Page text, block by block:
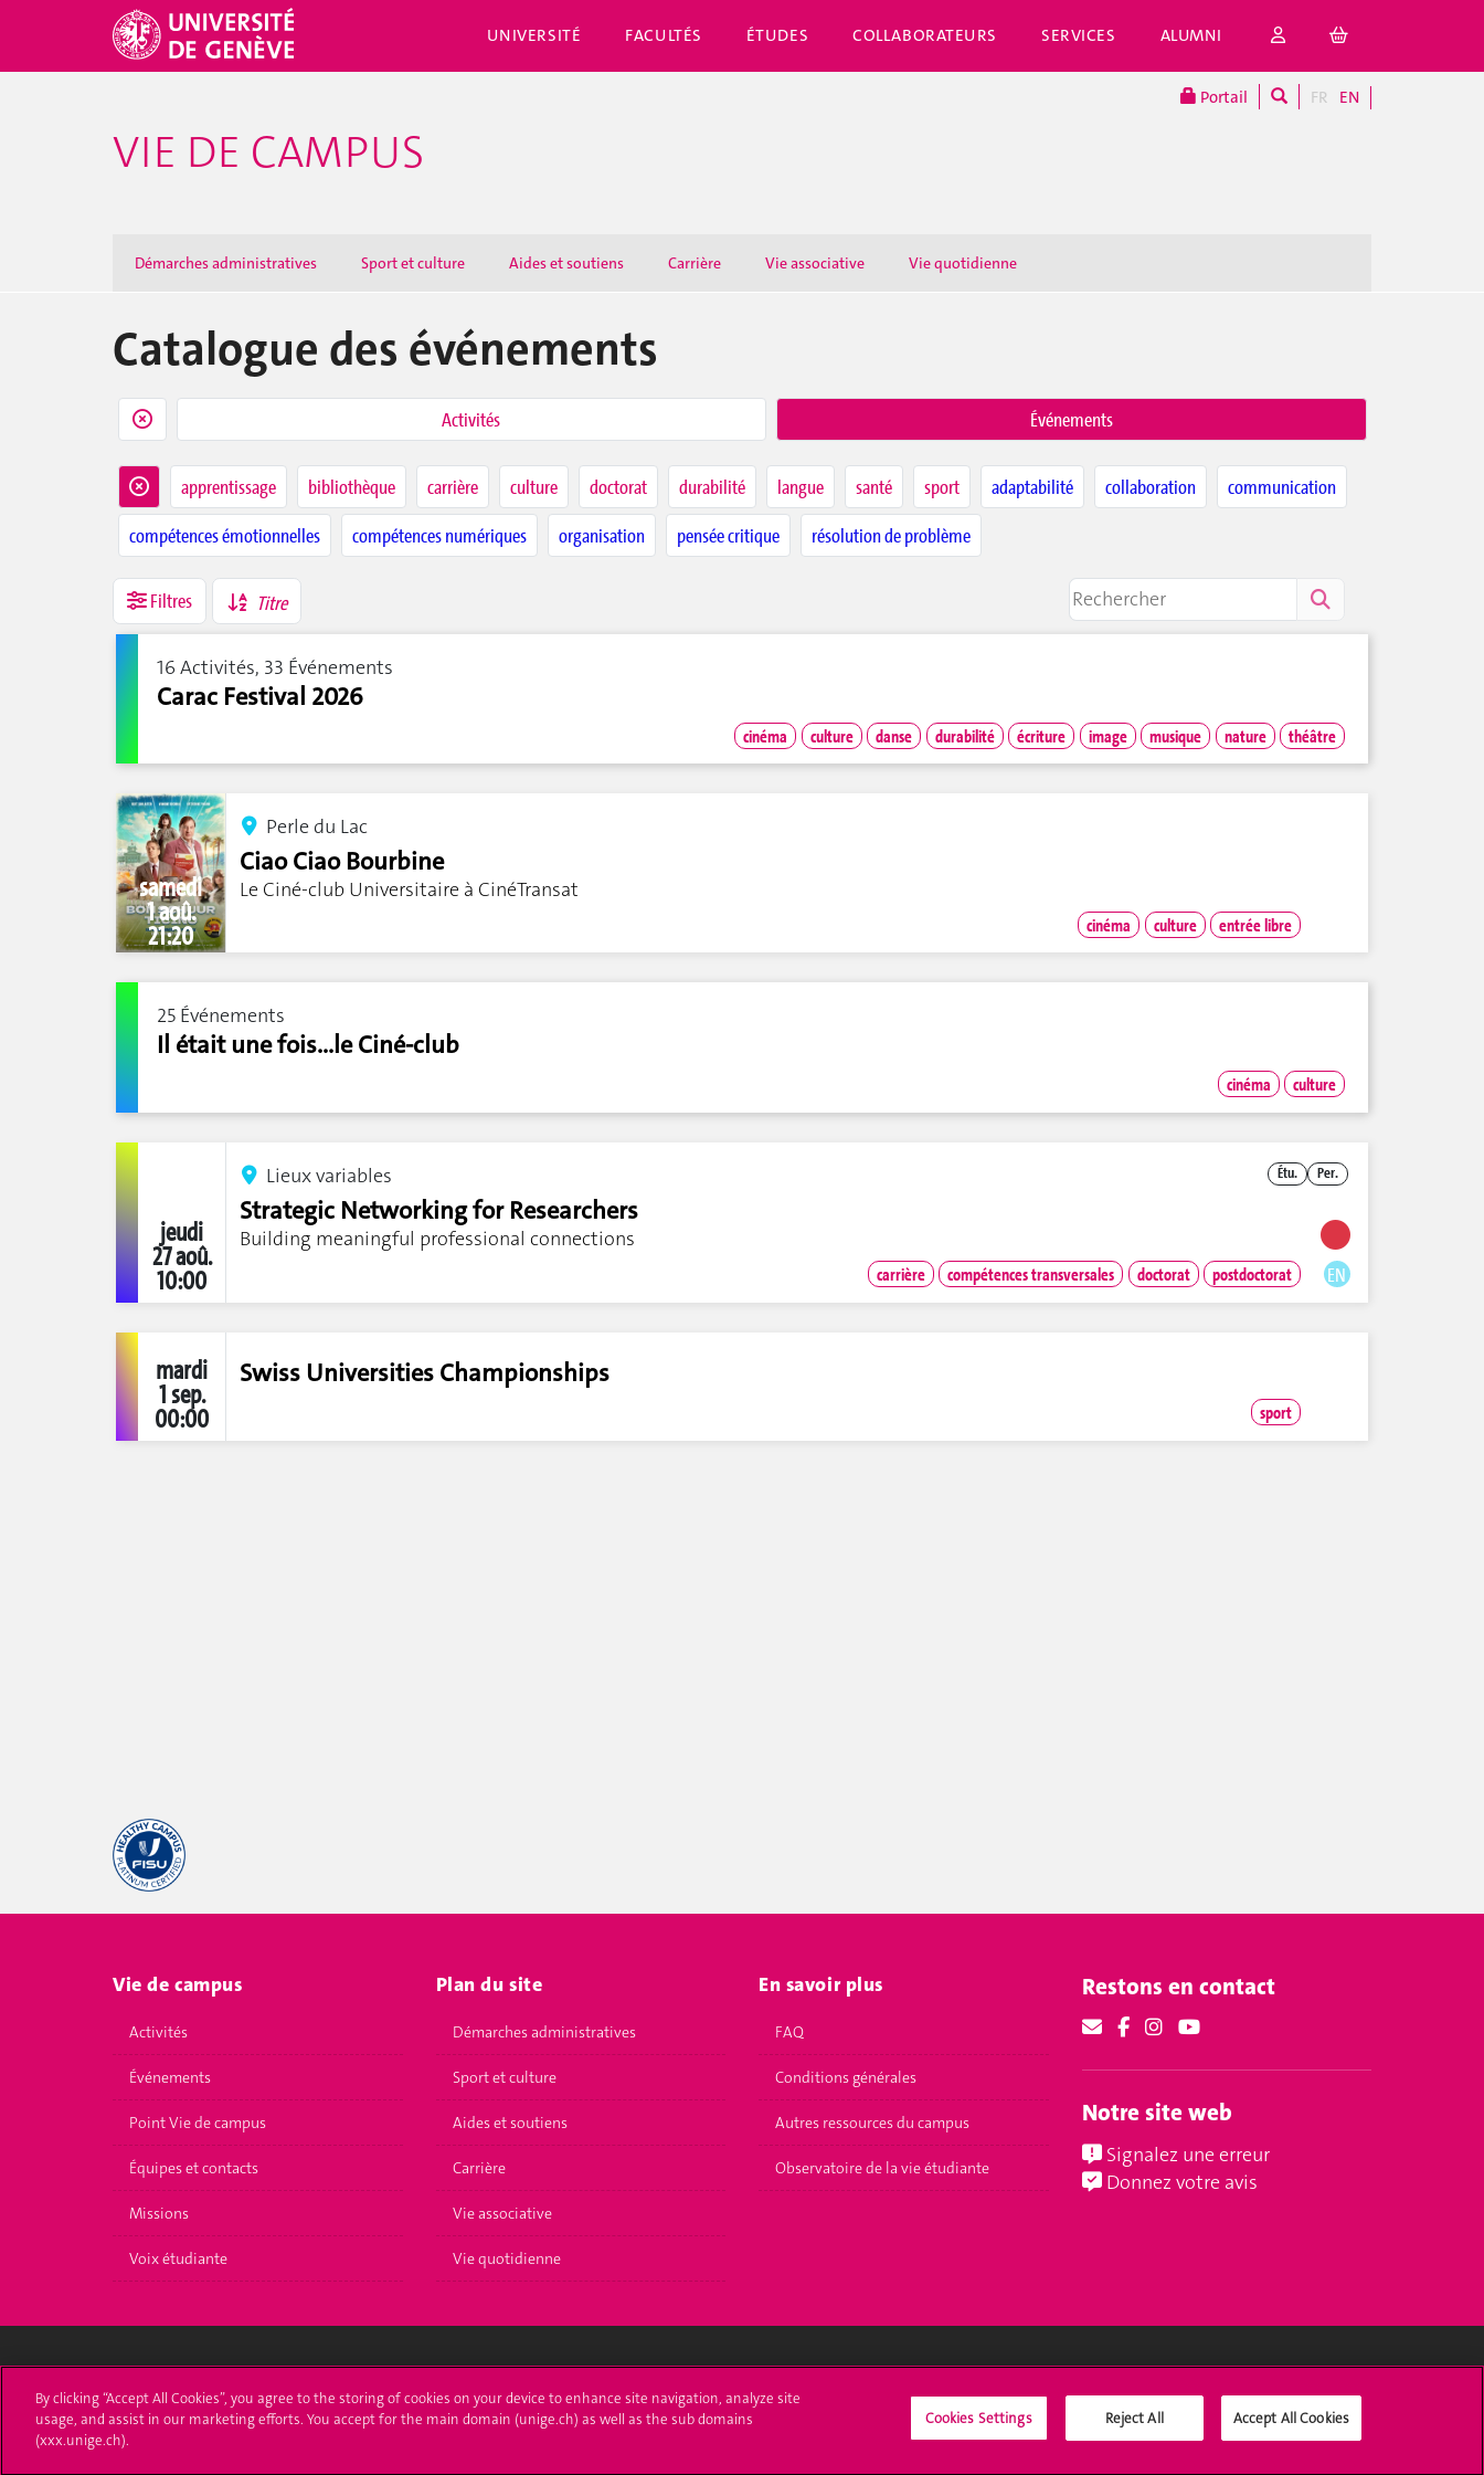
UNIVERSITÉ FACULTÉS ÉTUDES COLLABORATEURS SERVICES ALUMNI
Portail FR EN
VIE DE CAMPUS
Démarches administratives Sport et culture Aides et soutiens Carrière Vie associative Vie quotidienne
Catalogue des événements
Activités Événements
apprentissage bibliothèque carrière culture doctorat durabilité langue santé sport adaptabilité collaboration
communication
compétences émotionnelles
compétences numériques organisation pensée critique résolution de problème
Filtres Titre
16 Activités, 33 Événements
Carac Festival 2026
cinéma culture danse durabilité écriture image musique nature théâtre
samedi
1 aoû.
21:20
Perle du Lac
Ciao Ciao Bourbine
Le Ciné-club Universitaire à CinéTransat
cinéma culture entrée libre
25 Événements
Il était une fois...le Ciné-club
cinéma culture
jeudi
27 aoû.
10:00
Lieux variables Étu. Per.
Strategic Networking for Researchers
Building meaningful professional connections
carrière compétences transversales doctorat postdoctorat EN
mardi
1 sep.
00:00
Swiss Universities Championships
sport
Vie de campus
Activités
Événements
Point Vie de campus
Équipes et contacts
Missions
Voix étudiante
Plan du site
Démarches administratives
Sport et culture
Aides et soutiens
Carrière
Vie associative
Vie quotidienne
En savoir plus
FAQ
Conditions générales
Autres ressources du campus
Observatoire de la vie étudiante
Restons en contact
Notre site web
Signalez une erreur
Donnez votre avis
Université de Genève
24 rue du Général-Dufour
1211 Genève 4
S'inscrire à l'UNIGE L'UNIGE vous informe Médias sociaux UNIGE
By clicking “Accept All Cookies”, you agree to the storing of cookies on your device to enhance site navigation, analyze site
usage, and assist in our marketing efforts. You accept for the main domain (unige.ch) as well as the sub domains
(xxx.unige.ch).
Cookies Settings Reject All Accept All Cookies